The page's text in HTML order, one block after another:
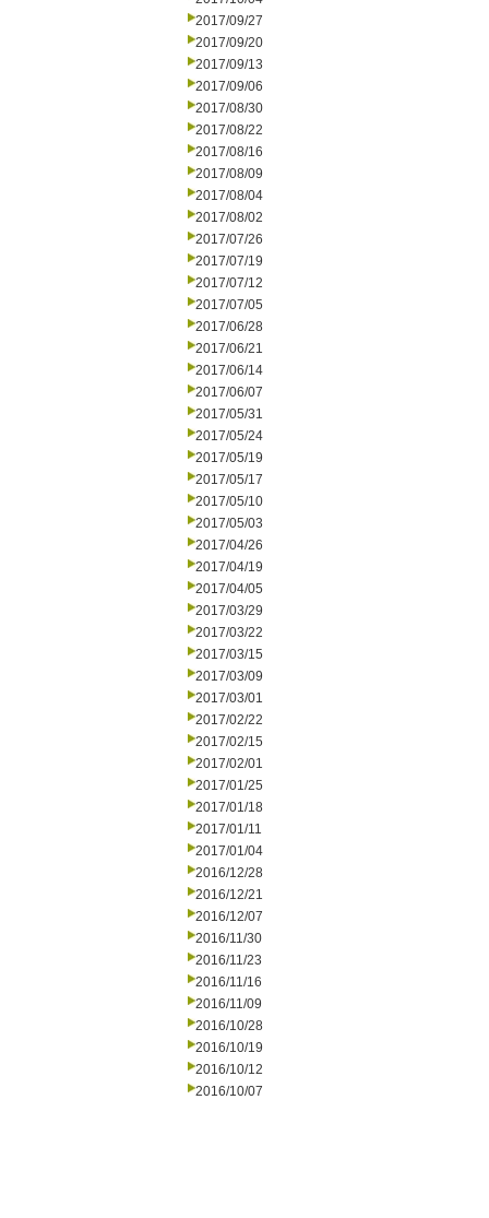
2017/09/27
2017/09/20
2017/09/13
2017/09/06
2017/08/30
2017/08/22
2017/08/16
2017/08/09
2017/08/04
2017/08/02
2017/07/26
2017/07/19
2017/07/12
2017/07/05
2017/06/28
2017/06/21
2017/06/14
2017/06/07
2017/05/31
2017/05/24
2017/05/19
2017/05/17
2017/05/10
2017/05/03
2017/04/26
2017/04/19
2017/04/05
2017/03/29
2017/03/22
2017/03/15
2017/03/09
2017/03/01
2017/02/22
2017/02/15
2017/02/01
2017/01/25
2017/01/18
2017/01/11
2017/01/04
2016/12/28
2016/12/21
2016/12/07
2016/11/30
2016/11/23
2016/11/16
2016/11/09
2016/10/28
2016/10/19
2016/10/12
2016/10/07